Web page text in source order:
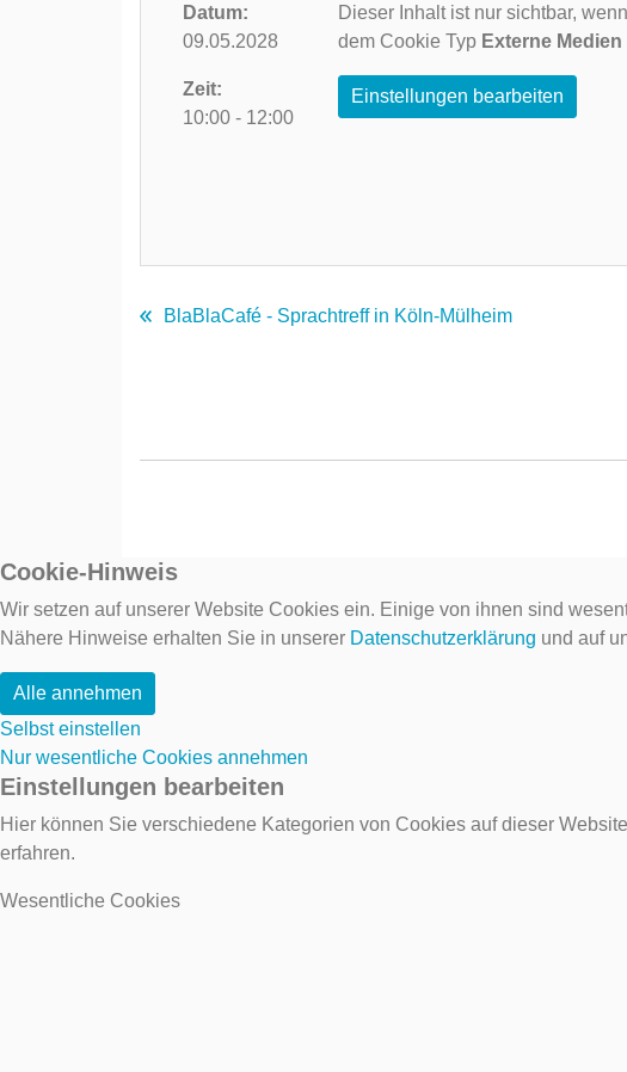
Datum:
09.05.2028
Zeit:
10:00 - 12:00
Dieser Inhalt ist nur sichtbar,
dem Cookie Typ Externe Medien
Einstellungen bearbeiten
BlaBlaCafé - Sprachtreff in Köln-Mülheim
Cookie-Hinweis
Wir setzen auf unserer Website Cookies ein. Einige von ihnen sind
Nähere Hinweise erhalten Sie in unserer Datenschutzerklärung und auf
Alle annehmen
Selbst einstellen
Nur wesentliche Cookies annehmen
Einstellungen bearbeiten
Hier können Sie verschiedene Kategorien von Cookies auf dieser
erfahren.
Wesentliche Cookies